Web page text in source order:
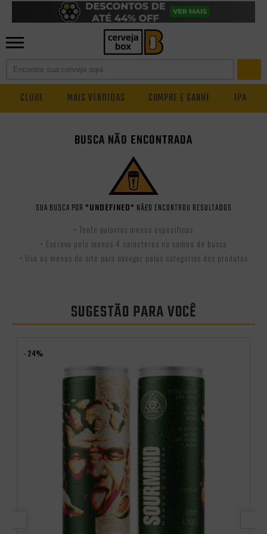
CLUBE MAIS VENDIDAS COMPRE E GANHE IPA
BUSCA NÃO ENCONTRADA
SUA BUSCA POR "UNDEFINED" NÃ£O ENCONTROU RESULTADOS
• Tente palavras menos específicas
• Escreva pelo menos 4 caracteres no campo de busca
• Use os menus do site para navegar pelas categorias dos produtos
SUGESTÃO PARA VOCÊ
- 24%